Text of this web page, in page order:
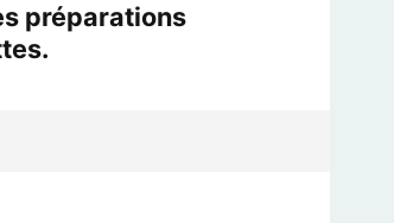
préparations